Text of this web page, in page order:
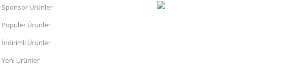
Sponsor Ürünler
Popüler Ürünler
İndirimli Ürünler
Yeni Ürünler